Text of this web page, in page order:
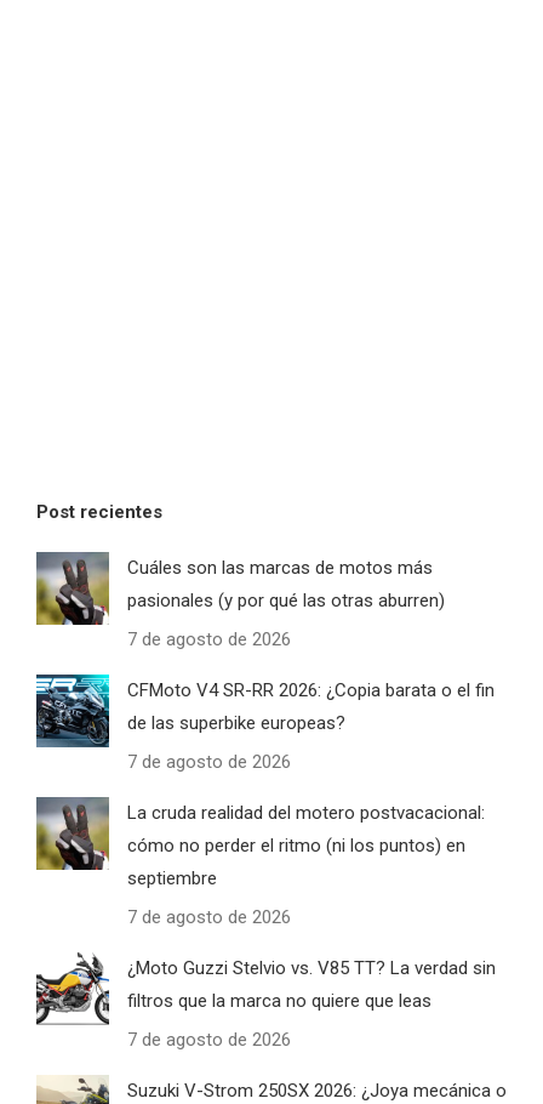
Post recientes
Cuáles son las marcas de motos más
pasionales (y por qué las otras aburren)
7 de agosto de 2026
CFMoto V4 SR-RR 2026: ¿Copia barata o el fin
de las superbike europeas?
7 de agosto de 2026
La cruda realidad del motero postvacacional:
cómo no perder el ritmo (ni los puntos) en
septiembre
7 de agosto de 2026
¿Moto Guzzi Stelvio vs. V85 TT? La verdad sin
filtros que la marca no quiere que leas
7 de agosto de 2026
Suzuki V-Strom 250SX 2026: ¿Joya mecánica o